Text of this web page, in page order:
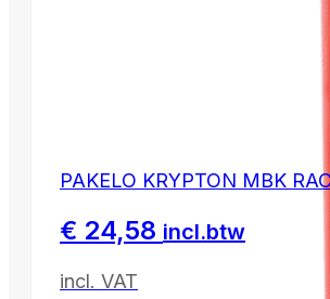
PAKELO KRYPTON MBK
€ 24,58 incl.btw
incl. VAT